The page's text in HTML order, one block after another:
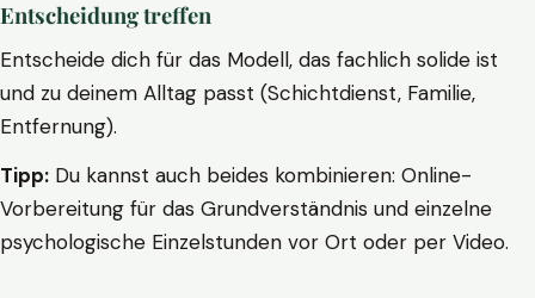
Entscheidung treffen
Entscheide dich für das Modell, das fachlich solide ist
und zu deinem Alltag passt (Schichtdienst, Familie,
Entfernung).
Tipp: Du kannst auch beides kombinieren: Online-
Vorbereitung für das Grundverständnis und einzelne
psychologische Einzelstunden vor Ort oder per Video.